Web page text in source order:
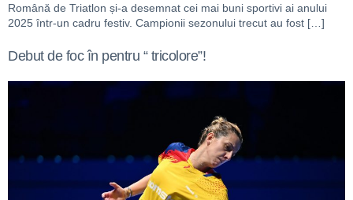
Română de Triatlon și-a desemnat cei mai buni sportivi ai anului
2025 într-un cadru festiv. Campionii sezonului trecut au fost […]
Debut de foc în pentru “ tricolore”!